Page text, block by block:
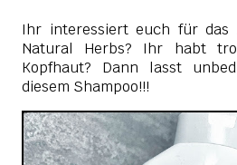
Ihr interessiert euch für das
Natural Herbs? Ihr habt
Kopfhaut? Dann lasst
diesem Shampoo!!!